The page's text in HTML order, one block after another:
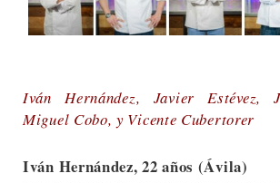
Iván Hernández, Javier Estévez,
Miguel Cobo, y Vicente Cubertorer
Iván Hernández, 22 años (Ávila)